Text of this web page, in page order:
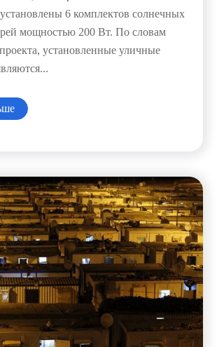
6 комплектов солнечных
мощностью 200 Вт. По словам
установленные уличные